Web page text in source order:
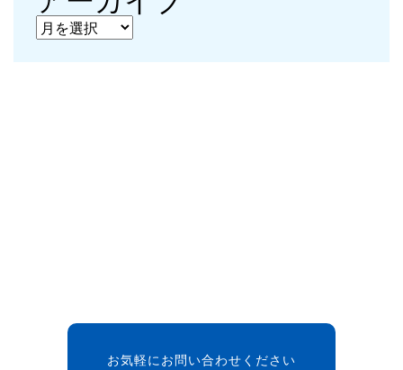
アーカイブ
お気軽にお問い合わせください